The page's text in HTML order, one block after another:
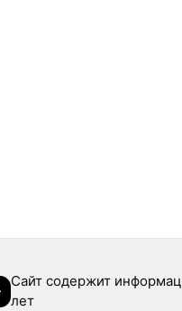
Сайт содержит
лет